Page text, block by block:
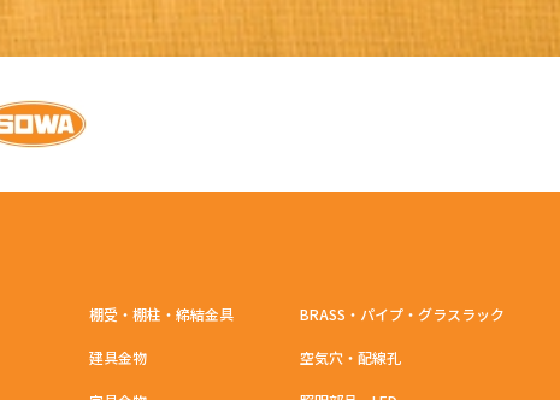
棚受・棚柱・締結金具
建具金物
BRASS・パイプ・グラスラック
空気穴・配線孔